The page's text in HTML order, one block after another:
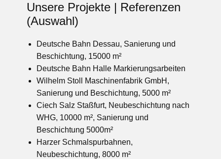
Unsere Projekte | Referenzen
(Auswahl)
Deutsche Bahn Dessau, Sanierung und
Beschichtung, 15000 m²
Deutsche Bahn Halle Markierungsarbeiten
Wilhelm Stoll Maschinenfabrik GmbH,
Sanierung und Beschichtung, 5000 m²
Ciech Salz Staßfurt, Neubeschichtung nach
WHG, 10000 m², Sanierung und
Beschichtung 5000m²
Harzer Schmalspurbahnen,
Neubeschichtung, 8000 m²